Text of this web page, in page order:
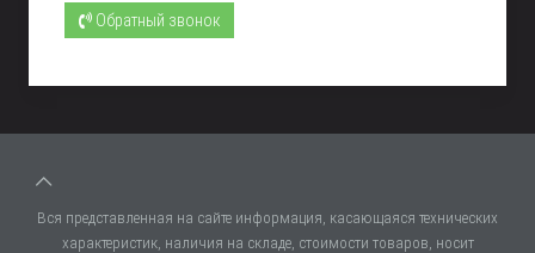
Обратный звонок
Вся представленная на сайте информация, касающаяся технических
характеристик, наличия на складе, стоимости товаров, носит